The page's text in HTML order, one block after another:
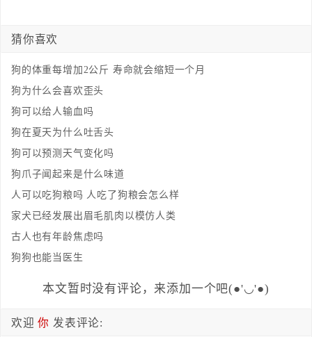
猜你喜欢
狗的体重每增加2公斤 寿命就会缩短一个月
狗为什么会喜欢歪头
狗可以给人输血吗
狗在夏天为什么吐舌头
狗可以预测天气变化吗
狗爪子闻起来是什么味道
人可以吃狗粮吗 人吃了狗粮会怎么样
家犬已经发展出眉毛肌肉以模仿人类
古人也有年龄焦虑吗
狗狗也能当医生
本文暂时没有评论，来添加一个吧(●'◡'●)
欢迎你 发表评论: